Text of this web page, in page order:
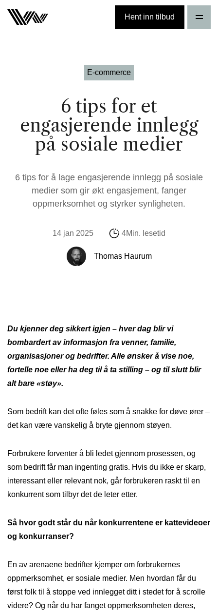
Hent inn tilbud
E-commerce
6 tips for et
engasjerende innlegg
på sosiale medier
6 tips for å lage engasjerende innlegg på sosiale
medier som gir økt engasjement, fanger
oppmerksomhet og styrker synligheten.
14 jan 2025 4Min. lesetid
Thomas Haurum
Du kjenner deg sikkert igjen – hver dag blir vi
bombardert av informasjon fra venner, familie,
organisasjoner og bedrifter. Alle ønsker å vise noe,
fortelle noe eller ha deg til å ta stilling – og til slutt blir
alt bare «støy».
Som bedrift kan det ofte føles som å snakke for døve ører –
det kan være vanskelig å bryte gjennom støyen.
Forbrukere forventer å bli ledet gjennom prosessen, og
som bedrift får man ingenting gratis. Hvis du ikke er skarp,
interessant eller relevant nok, går forbrukeren raskt til en
konkurrent som tilbyr det de leter etter.
Så hvor godt står du når konkurrentene er kattevideoer
og konkurranser?
En av arenaene bedrifter kjemper om forbrukernes
oppmerksomhet, er sosiale medier. Men hvordan får du
først folk til å stoppe ved innlegget ditt i stedet for å scrolle
videre? Og når du har fanget oppmerksomheten deres,